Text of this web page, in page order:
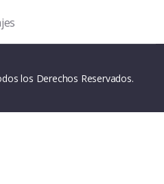
los Derechos Reservados.